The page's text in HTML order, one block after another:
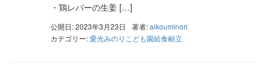
・鶏レバーの生姜 […]
公開日: 2023年3月23日 著者:aikouminori
カテゴリー:愛光みのりこども園給食献立